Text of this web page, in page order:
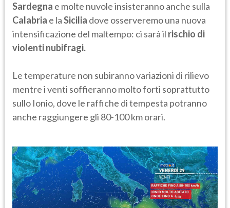
Sardegna e molte nuvole insisteranno anche sulla
Calabria e laSicilia dove osserveremo una nuova
intensificazione del maltempo: ci sarà il rischio di
violenti nubifragi.
Le temperature non subiranno variazioni di rilievo
mentre i venti soffieranno molto forti soprattutto
sullo Ionio, dove le raffiche di tempesta potranno
anche raggiungere gli 80-100 km orari.